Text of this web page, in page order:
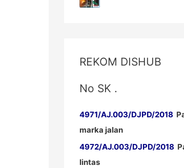
REKOM DISHUB
No SK .
4971/AJ.003/DJPD/2018
marka jalan
4972/AJ.003/DJPD/2018
lintas